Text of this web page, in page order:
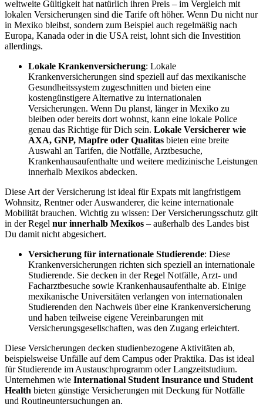
weltweite Gültigkeit hat natürlich ihren Preis – im Vergleich mit
lokalen Versicherungen sind die Tarife oft höher. Wenn Du nicht nur
in Mexiko bleibst, sondern zum Beispiel auch regelmäßig nach
Europa, Kanada oder in die USA reist, lohnt sich die Investition
allerdings.
Lokale Krankenversicherung: Lokale
Krankenversicherungen sind speziell auf das mexikanische
Gesundheitssystem zugeschnitten und bieten eine
kostengünstigere Alternative zu internationalen
Versicherungen. Wenn Du planst, länger in Mexiko zu
bleiben oder bereits dort wohnst, kann eine lokale Police
genau das Richtige für Dich sein. Lokale Versicherer wie
AXA, GNP, Mapfre oder Qualitas bieten eine breite
Auswahl an Tarifen, die Notfälle, Arztbesuche,
Krankenhausaufenthalte und weitere medizinische Leistungen
innerhalb Mexikos abdecken.
Diese Art der Versicherung ist ideal für Expats mit langfristigem
Wohnsitz, Rentner oder Auswanderer, die keine internationale
Mobilität brauchen. Wichtig zu wissen: Der Versicherungsschutz gilt
in der Regel nur innerhalb Mexikos – außerhalb des Landes bist
Du damit nicht abgesichert.
Versicherung für internationale Studierende: Diese
Krankenversicherungen richten sich speziell an internationale
Studierende. Sie decken in der Regel Notfälle, Arzt- und
Facharztbesuche sowie Krankenhausaufenthalte ab. Einige
mexikanische Universitäten verlangen von internationalen
Studierenden den Nachweis über eine Krankenversicherung
und haben teilweise eigene Vereinbarungen mit
Versicherungsgesellschaften, was den Zugang erleichtert.
Diese Versicherungen decken studienbezogene Aktivitäten ab,
beispielsweise Unfälle auf dem Campus oder Praktika. Das ist ideal
für Studierende im Austauschprogramm oder Langzeitstudium.
Unternehmen wie International Student Insurance und Student
Health bieten günstige Versicherungen mit Deckung für Notfälle
und Routineuntersuchungen an.